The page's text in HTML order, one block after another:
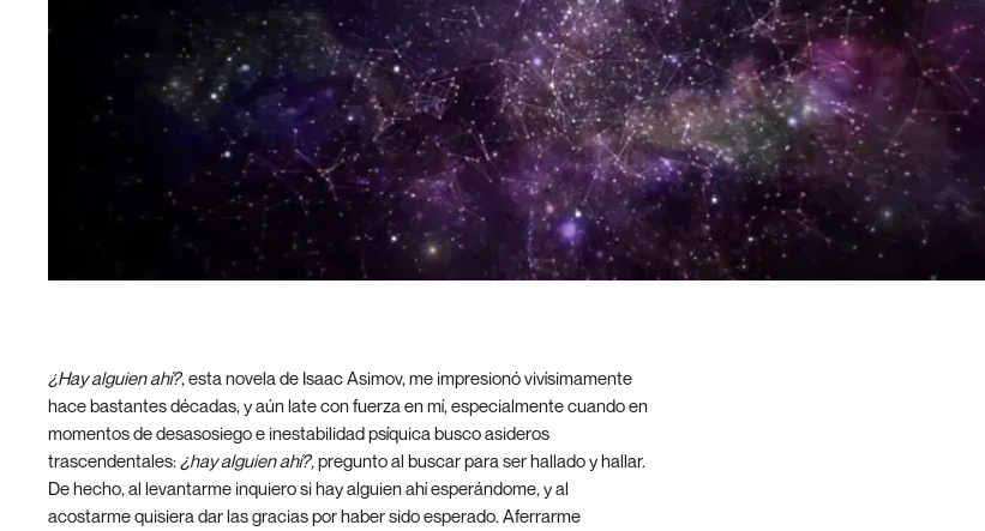
¿Hay alguien ahí?, esta novela de Isaac Asimov, me impresionó vivísimamente
hace bastantes décadas, y aún late con fuerza en mí, especialmente cuando en
momentos de desasosiego e inestabilidad psíquica busco asideros
trascendentales: ¿hay alguien ahí?,pregunto al buscar para ser hallado y hallar.
De hecho, al levantarme inquiero si hay alguien ahí esperándome, y al
acostarme quisiera dar las gracias por haber sido esperado. Aferrarme